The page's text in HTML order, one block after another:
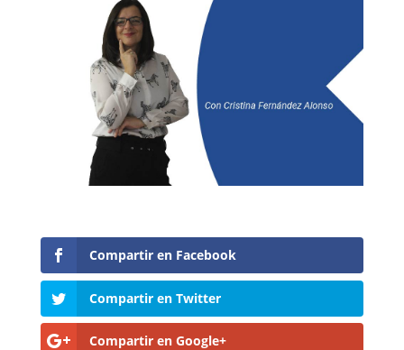
Compartir en Facebook
Compartir en Twitter
Compartir en Google+